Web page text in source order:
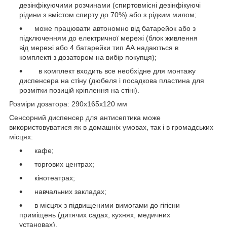
дезінфікуючими розчинами (спиртовмісні дезінфікуючі
рідини з вмістом спирту до 70%) або з рідким милом;
може працювати автономно від батарейок або з
підключенням до електричної мережі (блок живлення
від мережі або 4 батарейки тип АА надаються в
комплекті з дозатором на вибір покупця);
в комплект входить все необхідне для монтажу
диспенсера на стіну (дюбеля і посадкова пластина для
розмітки позицій кріплення на стіні).
Розміри дозатора: 290х165х120 мм
Сенсорний диспенсер для антисептика може
використовуватися як в домашніх умовах, так і в громадських
місцях:
кафе;
торгових центрах;
кінотеатрах;
навчальних закладах;
в місцях з підвищеними вимогами до гігієни
приміщень (дитячих садах, кухнях, медичних
установах).